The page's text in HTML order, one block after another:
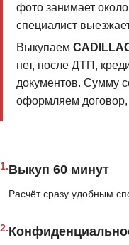
фото занимает
специалист
Выкупаем
нет, после ДТП,
документов. Сумму
оформляем
1.Выкуп 60 минут
Расчёт сразу удобным
2.